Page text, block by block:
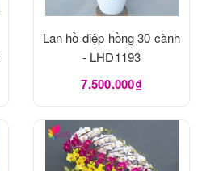
Lan hồ điệp hồng 30 cành
- LHD1193
7.500.000₫